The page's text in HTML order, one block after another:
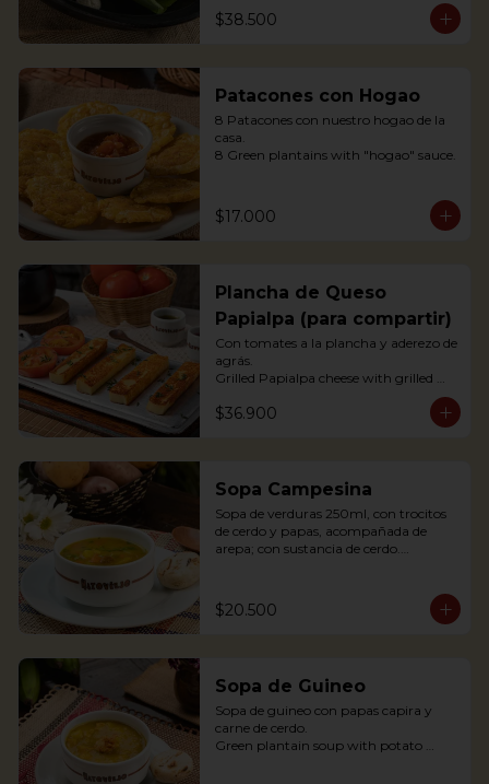
Sweet plantain filled with cheese,
$38.500
Patacones con Hogao
8 Patacones con nuestro hogao de la
casa.
8 Green plantains with "hogao" sauce.
$17.000
Plancha de Queso
Papialpa (para compartir)
Con tomates a la plancha y aderezo de
agrás.
Grilled Papialpa cheese with grilled
$36.900
Sopa Campesina
Sopa de verduras 250ml, con trocitos
de cerdo y papas, acompañada de
arepa; con sustancia de cerdo.
arepa; with pork substance.
$20.500
Sopa de Guineo
Sopa de guineo con papas capira y
carne de cerdo.
Green plantain soup with potato